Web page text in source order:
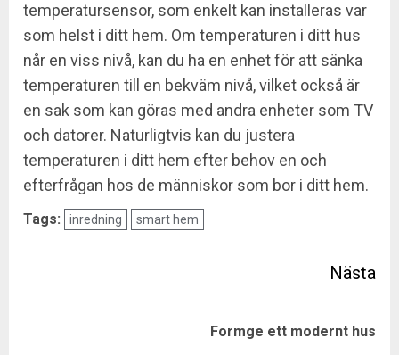
temperatursensor, som enkelt kan installeras var
som helst i ditt hem. Om temperaturen i ditt hus
når en viss nivå, kan du ha en enhet för att sänka
temperaturen till en bekväm nivå, vilket också är
en sak som kan göras med andra enheter som TV
och datorer. Naturligtvis kan du justera
temperaturen i ditt hem efter behov en och
efterfrågan hos de människor som bor i ditt hem.
Tags: inredning smart hem
Formge ett modernt hus